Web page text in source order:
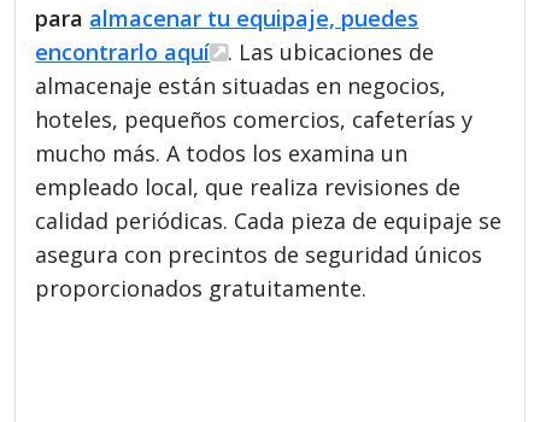
para almacenar tu equipaje, puedes
encontrarlo aquí
. Las ubicaciones de
almacenaje están situadas en negocios,
hoteles, pequeños comercios, cafeterías y
mucho más. A todos los examina un
empleado local, que realiza revisiones de
calidad periódicas. Cada pieza de equipaje se
asegura con precintos de seguridad únicos
proporcionados gratuitamente.